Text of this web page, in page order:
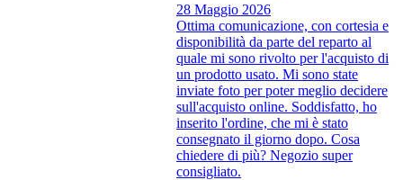
28 Maggio 2026
Ottima comunicazione, con cortesia e
disponibilità da parte del reparto al
quale mi sono rivolto per l'acquisto di
un prodotto usato. Mi sono state
inviate foto per poter meglio decidere
sull'acquisto online. Soddisfatto, ho
inserito l'ordine, che mi è stato
consegnato il giorno dopo. Cosa
chiedere di più? Negozio super
consigliato.